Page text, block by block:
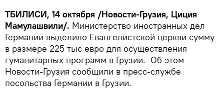
ТБИЛИСИ, 14 октября /Новости-Грузия, Циция
Мамулашвили/. Министерство иностранных дел
Германии выделило Евангелистской церкви сумму
в размере 225 тыс евро для осуществления
гуманитарных программ в Грузии. Об этом
Новости-Грузия сообщили в пресс-службе
посольства Германии в Грузии.